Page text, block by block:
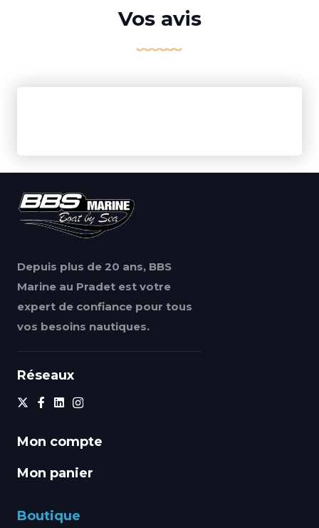
Vos avis
Depuis plus de 20 ans, BBS
Marine au Pradet est votre
expert de confiance pour tous
vos besoins nautiques.
Réseaux
Mon compte
Mon panier
Boutique